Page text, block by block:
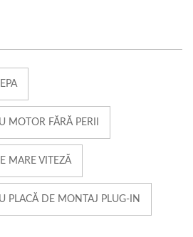
MOTOR FĂRĂ PERII
MARE VITEZĂ
PLACĂ DE MONTAJ PLUG-IN